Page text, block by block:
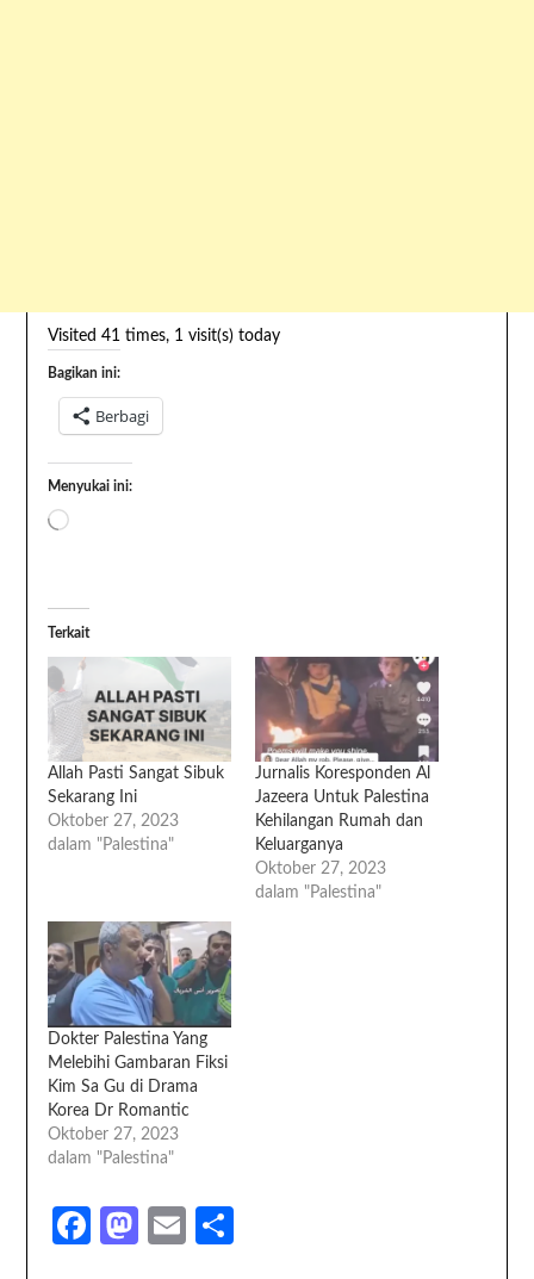
Visited 41 times, 1 visit(s) today
Bagikan ini:
Berbagi
Menyukai ini:
Terkait
Allah Pasti Sangat Sibuk
Sekarang Ini
Oktober 27, 2023
dalam "Palestina"
Jurnalis Koresponden Al
Jazeera Untuk Palestina
Kehilangan Rumah dan
Keluarganya
Oktober 27, 2023
dalam "Palestina"
Dokter Palestina Yang
Melebihi Gambaran Fiksi
Kim Sa Gu di Drama
Korea Dr Romantic
Oktober 27, 2023
dalam "Palestina"
Facebook
Mastodon
Email